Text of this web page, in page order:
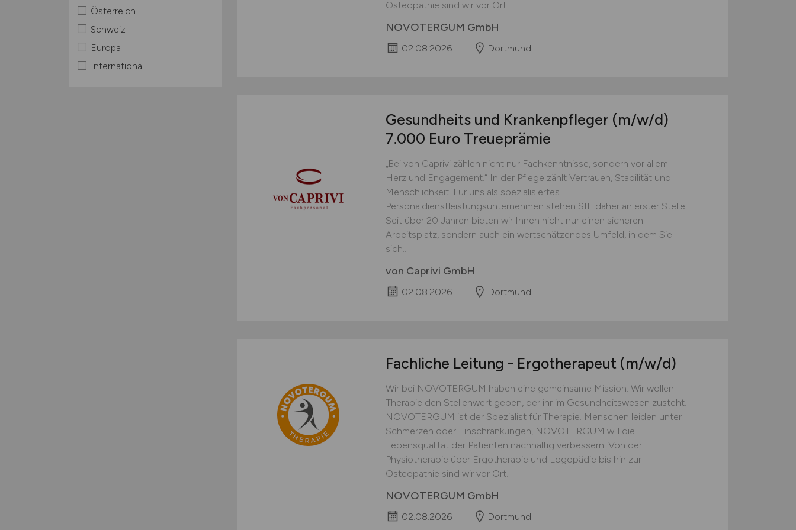
Österreich
Schweiz
Europa
International
Osteopathie sind wir vor Ort...
NOVOTERGUM GmbH
02.08.2026 Dortmund
Gesundheits und Krankenpfleger (m/w/d)
7.000 Euro Treueprämie
„Bei von Caprivi zählen nicht nur Fachkenntnisse, sondern vor allem
Herz und Engagement.“ In der Pflege zählt Vertrauen, Stabilität und
Menschlichkeit. Für uns als spezialisiertes
Personaldienstleistungsunternehmen stehen SIE daher an erster Stelle.
Seit über 20 Jahren bieten wir Ihnen nicht nur einen sicheren
Arbeitsplatz, sondern auch ein wertschätzendes Umfeld, in dem Sie
sich...
von Caprivi GmbH
02.08.2026 Dortmund
Fachliche Leitung - Ergotherapeut (m/w/d)
Wir bei NOVOTERGUM haben eine gemeinsame Mission: Wir wollen
Therapie den Stellenwert geben, der ihr im Gesundheitswesen zusteht.
NOVOTERGUM ist der Spezialist für Therapie. Menschen leiden unter
Schmerzen oder Einschränkungen, NOVOTERGUM will die
Lebensqualität der Patienten nachhaltig verbessern. Von der
Physiotherapie über Ergotherapie und Logopädie bis hin zur
Osteopathie sind wir vor Ort...
NOVOTERGUM GmbH
02.08.2026 Dortmund